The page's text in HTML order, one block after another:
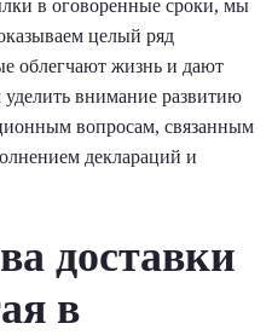
в оговоренные сроки, мы
целый ряд
облегчают жизнь и дают
внимание развитию
вопросам, связанным
деклараций и
доставки
в